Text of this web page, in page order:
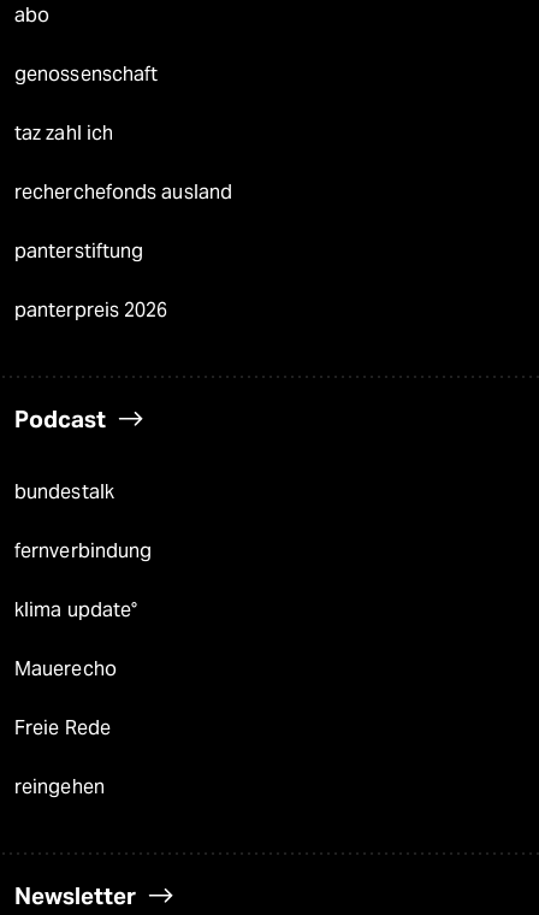
abo
genossenschaft
taz zahl ich
recherchefonds ausland
panterstiftung
panterpreis 2026
Podcast
bundestalk
fernverbindung
klima update°
Mauerecho
Freie Rede
reingehen
Newsletter